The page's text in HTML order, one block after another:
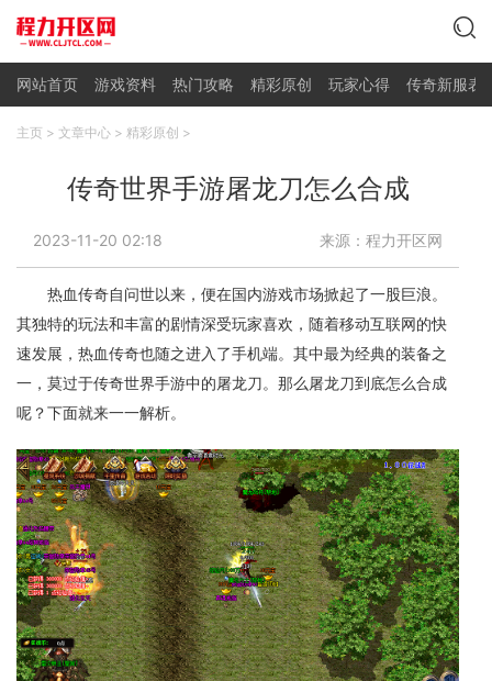
网站首页 游戏资料 热门攻略 精彩原创 玩家心得 传奇新服表
主页 > 文章中心 > 精彩原创 >
传奇世界手游屠龙刀怎么合成
2023-11-20 02:18 来源：程力开区网
热血传奇自问世以来，便在国内游戏市场掀起了一股巨浪。
其独特的玩法和丰富的剧情深受玩家喜欢，随着移动互联网的快
速发展，热血传奇也随之进入了手机端。其中最为经典的装备之
一，莫过于传奇世界手游中的屠龙刀。那么屠龙刀到底怎么合成
呢？下面就来一一解析。